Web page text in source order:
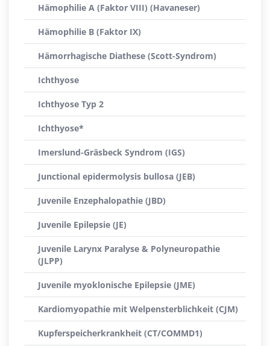
Hämophilie A (Faktor VIII) (Havaneser)
Hämophilie B (Faktor IX)
Hämorrhagische Diathese (Scott-Syndrom)
Ichthyose
Ichthyose Typ 2
Ichthyose*
Imerslund-Gräsbeck Syndrom (IGS)
Junctional epidermolysis bullosa (JEB)
Juvenile Enzephalopathie (JBD)
Juvenile Epilepsie (JE)
Juvenile Larynx Paralyse & Polyneuropathie
(JLPP)
Juvenile myoklonische Epilepsie (JME)
Kardiomyopathie mit Welpensterblichkeit (CJM)
Kupferspeicherkrankheit (CT/COMMD1)